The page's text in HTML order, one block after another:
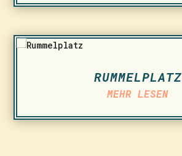
RUMMELPLATZ
MEHR LESEN